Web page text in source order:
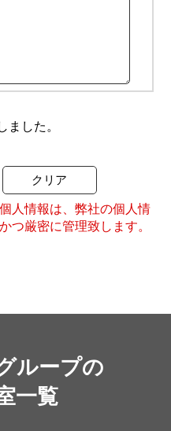
ました。
人情報は、弊社の個人情
つ厳密に管理致します。
ループの
一覧